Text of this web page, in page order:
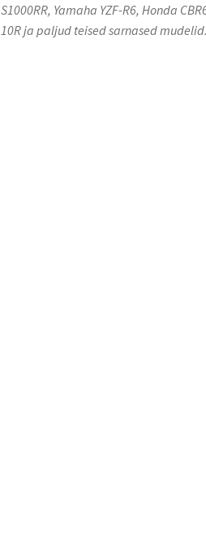
S1000RR, Yamaha YZF-R6, Honda
10R ja paljud teised sarnased mudelid.